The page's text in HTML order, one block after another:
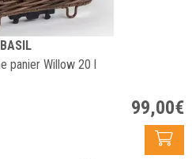
BASIL
panier Willow 20 l
99,00€